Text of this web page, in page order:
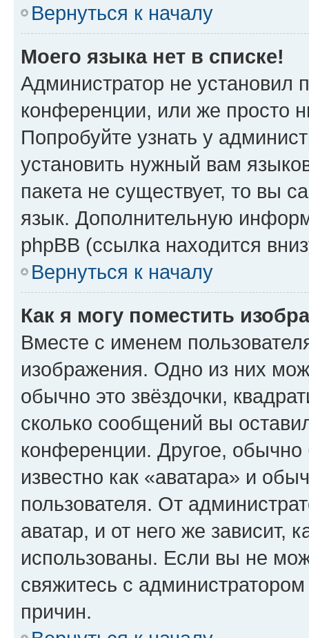
Вернуться к началу
Моего языка нет в списке!
Администратор не установил
конференции, или же просто
Попробуйте узнать у
установить нужный вам
пакета не существует, то вы
язык. Дополнительную
phpBB (ссылка находится
Вернуться к началу
Как я могу поместить
Вместе с именем
изображения. Одно из них
обычно это звёздочки,
сколько сообщений вы
конференции. Другое,
известно как «аватара» и
пользователя. От
аватар, и от него же зависит,
использованы. Если вы не
свяжитесь с
причин.